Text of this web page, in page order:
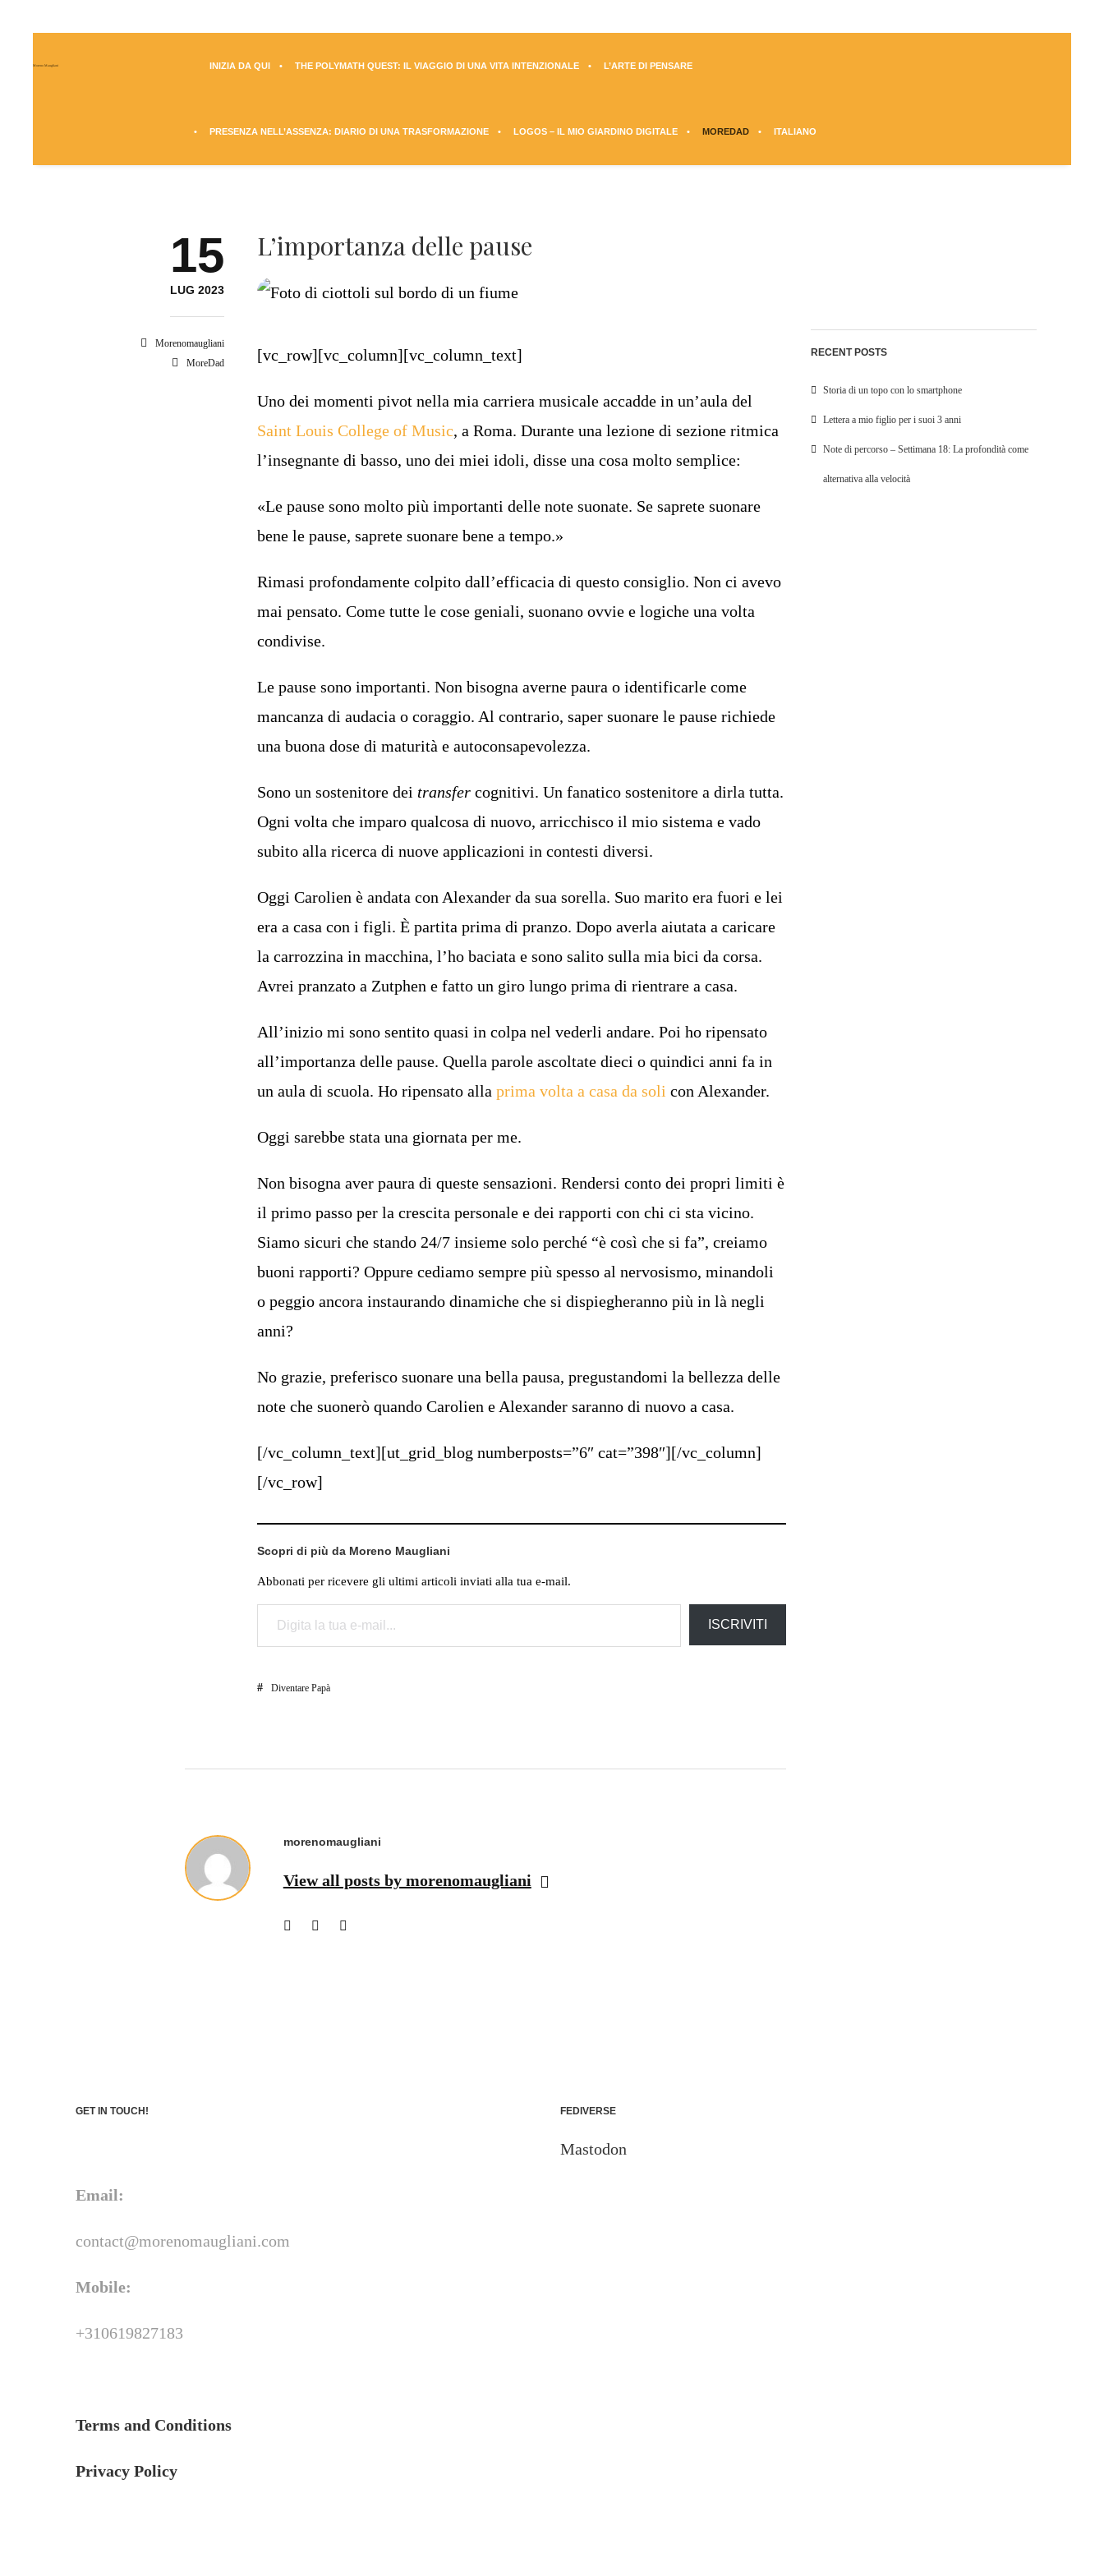
Moreno Maugliani INIZIA DA QUI THE POLYMATH QUEST: IL VIAGGIO DI UNA VITA INTENZIONALE L’ARTE DI PENSARE
PRESENZA NELL’ASSENZA: DIARIO DI UNA TRASFORMAZIONE LOGOS – IL MIO GIARDINO DIGITALE MOREDAD ITALIANO
15
LUG 2023
Morenomaugliani
MoreDad
L’importanza delle pause
[vc_row][vc_column][vc_column_text]
Uno dei momenti pivot nella mia carriera musicale accadde in un’aula del
Saint Louis College of Music, a Roma. Durante una lezione di sezione ritmica
l’insegnante di basso, uno dei miei idoli, disse una cosa molto semplice:
«Le pause sono molto più importanti delle note suonate. Se saprete suonare
bene le pause, saprete suonare bene a tempo.»
Rimasi profondamente colpito dall’efficacia di questo consiglio. Non ci avevo
mai pensato. Come tutte le cose geniali, suonano ovvie e logiche una volta
condivise.
Le pause sono importanti. Non bisogna averne paura o identificarle come
mancanza di audacia o coraggio. Al contrario, saper suonare le pause richiede
una buona dose di maturità e autoconsapevolezza.
Sono un sostenitore dei transfercognitivi. Un fanatico sostenitore a dirla tutta.
Ogni volta che imparo qualcosa di nuovo, arricchisco il mio sistema e vado
subito alla ricerca di nuove applicazioni in contesti diversi.
Oggi Carolien è andata con Alexander da sua sorella. Suo marito era fuori e lei
era a casa con i figli. È partita prima di pranzo. Dopo averla aiutata a caricare
la carrozzina in macchina, l’ho baciata e sono salito sulla mia bici da corsa.
Avrei pranzato a Zutphen e fatto un giro lungo prima di rientrare a casa.
All’inizio mi sono sentito quasi in colpa nel vederli andare. Poi ho ripensato
all’importanza delle pause. Quella parole ascoltate dieci o quindici anni fa in
un aula di scuola. Ho ripensato allaprima volta a casa da soli con Alexander.
Oggi sarebbe stata una giornata per me.
Non bisogna aver paura di queste sensazioni. Rendersi conto dei propri limiti è
il primo passo per la crescita personale e dei rapporti con chi ci sta vicino.
Siamo sicuri che stando 24/7 insieme solo perché “è così che si fa”, creiamo
buoni rapporti? Oppure cediamo sempre più spesso al nervosismo, minandoli
o peggio ancora instaurando dinamiche che si dispiegheranno più in là negli
anni?
No grazie, preferisco suonare una bella pausa, pregustandomi la bellezza delle
note che suonerò quando Carolien e Alexander saranno di nuovo a casa.
[/vc_column_text][ut_grid_blog numberposts=”6″ cat=”398″][/vc_column]
[/vc_row]
Scopri di più da Moreno Maugliani
Abbonati per ricevere gli ultimi articoli inviati alla tua e-mail.
Digita la tua e-mail...
ISCRIVITI
Diventare Papà
morenomaugliani
View all posts by morenomaugliani
RECENT POSTS
Storia di un topo con lo smartphone
Lettera a mio figlio per i suoi 3 anni
Note di percorso – Settimana 18: La profondità come
alternativa alla velocità
GET IN TOUCH!
Email:
contact@morenomaugliani.com
Mobile:
+310619827183
Terms and Conditions
Privacy Policy
FEDIVERSE
Mastodon